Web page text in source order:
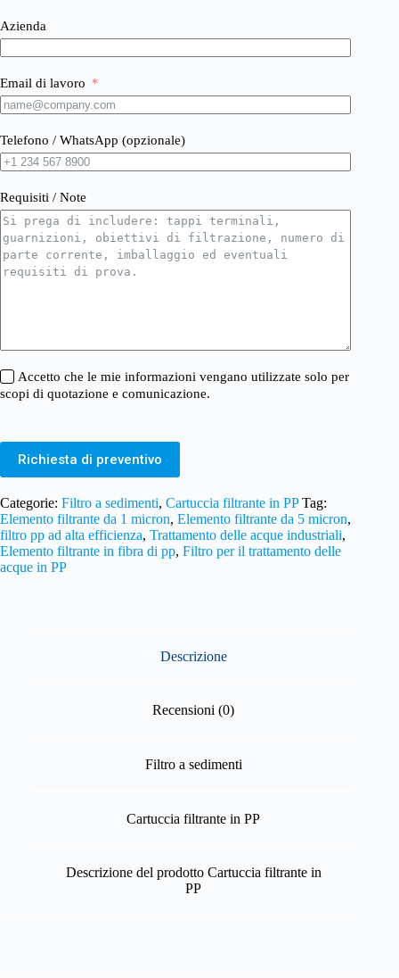
Azienda
Email di lavoro
Telefono / WhatsApp (opzionale)
Requisiti / Note
Accetto che le mie informazioni vengano utilizzate solo per
scopi di quotazione e comunicazione.
Richiesta di preventivo
Categorie: Filtro a sedimenti, Cartuccia filtrante in PP Tag:
Elemento filtrante da 1 micron, Elemento filtrante da 5 micron,
filtro pp ad alta efficienza, Trattamento delle acque industriali,
Elemento filtrante in fibra di pp, Filtro per il trattamento delle
acque in PP
Descrizione
Recensioni (0)
Filtro a sedimenti
Cartuccia filtrante in PP
Descrizione del prodotto Cartuccia filtrante in
PP